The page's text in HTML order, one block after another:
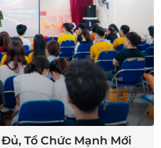
Tổ Chức Mạnh Mới